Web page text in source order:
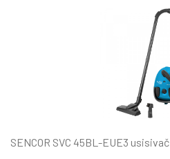
SENCOR SVC 45BL-EUE3 usisivač